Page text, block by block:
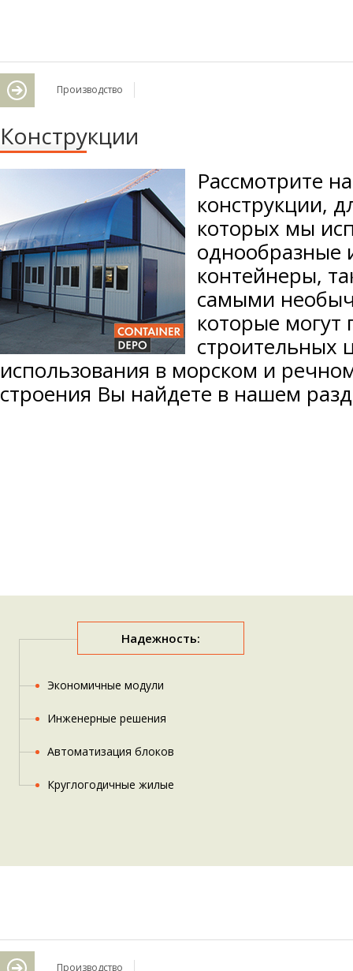
Производство
Конструкции
Рассмотрите
конструкции,
которых мы
однообразные
контейнеры,
самыми
которые могут
строительных
использования в морском и
строения Вы найдете в нашем
Надежность:
Экономичные модули
Инженерные решения
Автоматизация блоков
Круглогодичные жилые
Производство